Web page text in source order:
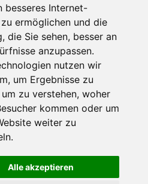
besseres Internet-
ermöglichen und die
die Sie sehen, besser an
anzupassen.
nutzen wir
um Ergebnisse zu
um zu verstehen, woher
kommen oder um
weiter zu
Alle akzeptieren
wir einen Baum! Mehr lesen